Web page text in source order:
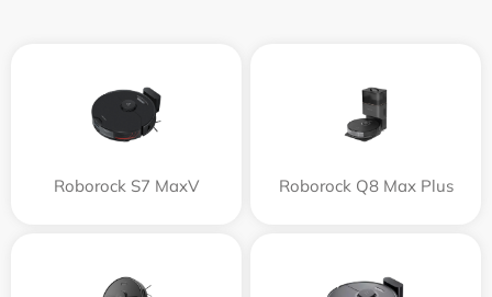
Roborock S7 MaxV Roborock Q8 Max Plus